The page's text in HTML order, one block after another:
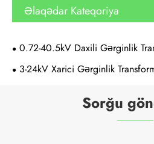
Əlaqədar Kateqoriya
0.72-40.5kV Daxili Gərginlik
3-24kV Xarici Gərginlik
Sorğu